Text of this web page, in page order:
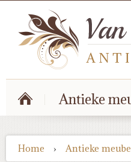
Antieke
Home › Antieke